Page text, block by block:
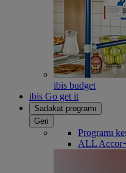
ibis budget
ibis Go get it
Sadakat programı
Geri
Programı
ALL